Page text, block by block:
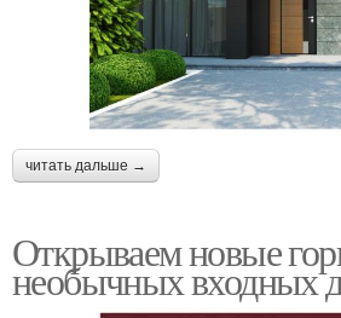
читать дальше →
Открываем новые
необычных входных